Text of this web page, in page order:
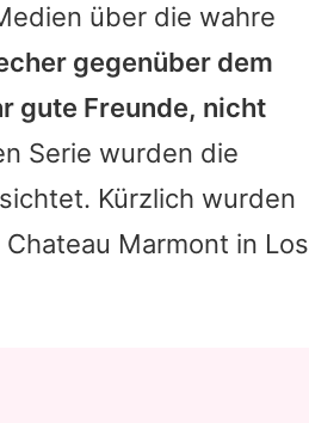
über die wahre
gegenüber dem
gute Freunde, nicht
Serie wurden die
Kürzlich wurden
Marmont in Los